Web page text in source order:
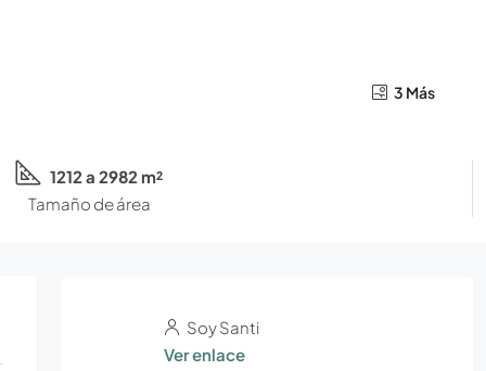
3 Más
1212 a 2982 m²
Tamaño de área
Soy Santi
Ver enlace